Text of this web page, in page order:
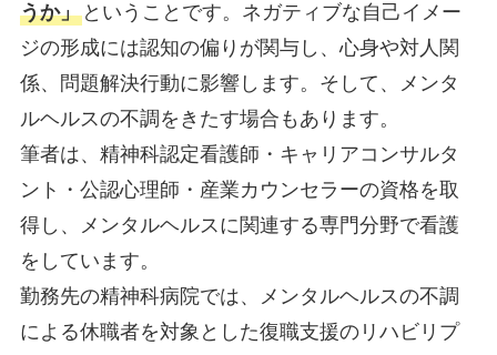
うか」ということです。ネガティブな自己イメー
ジの形成には認知の偏りが関与し、心身や対人関
係、問題解決行動に影響します。そして、メンタ
ルヘルスの不調をきたす場合もあります。
筆者は、精神科認定看護師・キャリアコンサルタ
ント・公認心理師・産業カウンセラーの資格を取
得し、メンタルヘルスに関連する専門分野で看護
をしています。
勤務先の精神科病院では、メンタルヘルスの不調
による休職者を対象とした復職支援のリハビリプ